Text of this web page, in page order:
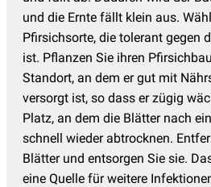
und die Ernte fällt klein aus.
Pfirsichsorte, die tolerant gegen
ist. Pflanzen Sie ihren
Standort, an dem er gut mit
versorgt ist, so dass er zügig
Platz, an dem die Blätter nach
schnell wieder abtrocknen.
Blätter und entsorgen Sie sie.
eine Quelle für weitere